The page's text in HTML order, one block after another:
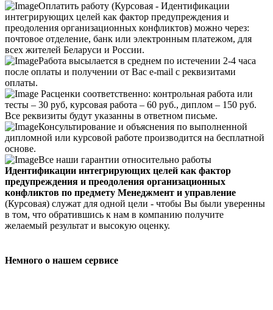
Оплатить работу (Курсовая - Идентификации
интегрирующих целей как фактор предупреждения и
преодоления организационных конфликтов) можно через:
почтовое отделение, банк или электронным платежом, для
всех жителей Беларуси и России.
Работа высылается в среднем по истечении 2-4 часа
после оплаты и получении от Вас e-mail с реквизитами
оплаты.
Расценки соответственно: контрольная работа или
тесты – 30 руб, курсовая работа – 60 руб., диплом – 150 руб.
Все реквизиты будут указанны в ответном письме.
Консультирование и объяснения по выполненной
дипломной или курсовой работе производится на бесплатной
основе.
Все наши гарантии относительно работы
Идентификации интегрирующих целей как фактор
предупреждения и преодоления организационных
конфликтов по предмету Менеджмент и управление
(Курсовая) служат для одной цели - чтобы Вы были уверенны
в том, что обратившись к нам в компанию получите
желаемый результат и высокую оценку.
Немного о нашем сервисе